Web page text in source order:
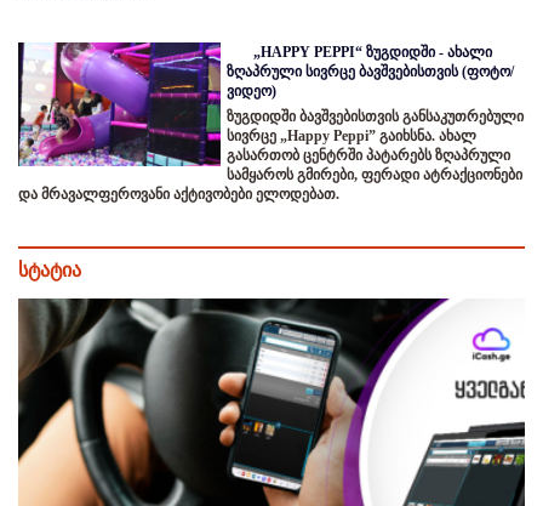
„HAPPY PEPPI“ ზუგდიდში - ახალი
ზღაპრული სივრცე ბავშვებისთვის (ფოტო/
ვიდეო)
ზუგდიდში ბავშვებისთვის განსაკუთრებული
სივრცე „Happy Peppi” გაიხსნა. ახალ
გასართობ ცენტრში პატარებს ზღაპრული
სამყაროს გმირები, ფერადი ატრაქციონები
და მრავალფეროვანი აქტივობები ელოდებათ.
სტატია